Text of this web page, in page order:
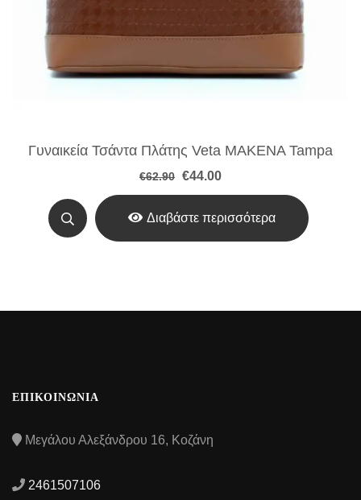
Γυναικεία Τσάντα Πλάτης Veta MAKENA Tampa
€62.90 Original
€62.90.
€44.00Η
είναι:
€44.00.
Διαβάστε περισσότερα
ΕΠΙΚΟΙΝΩΝΙΑ
Μεγάλου Αλεξάνδρου 16, Κοζάνη
2461507106